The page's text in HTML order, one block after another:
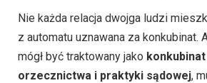
Nie każda relacja dwojga ludzi
z automatu uznawana za konkubinat.
mógł być traktowany jako
orzecznictwa i praktyki sądowej,